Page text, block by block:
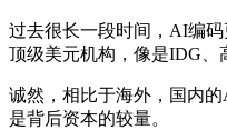
过去很长一段时间，AI编
顶级美元机构，像是IDG、
诚然，相比于海外，国内
是背后资本的较量。